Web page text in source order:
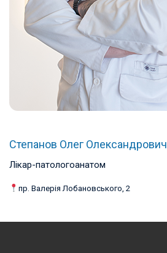
Степанов Олег Олександрович
Лікар-патологоанатом
пр. Валерія Лобановського, 2